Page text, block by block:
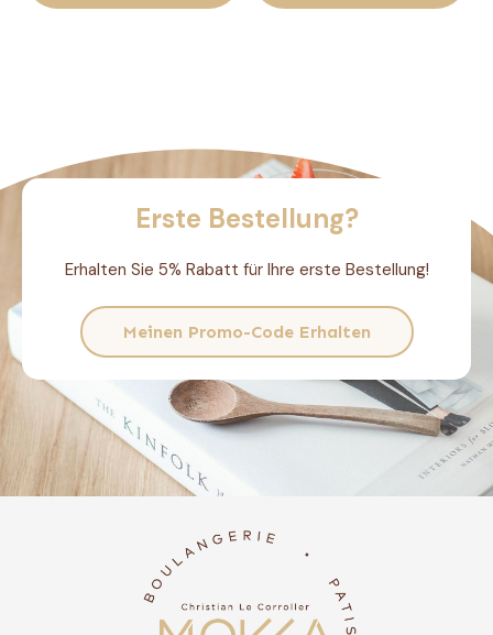
Erste Bestellung?
Erhalten Sie 5% Rabatt für Ihre erste Bestellung!
Meinen Promo-Code Erhalten